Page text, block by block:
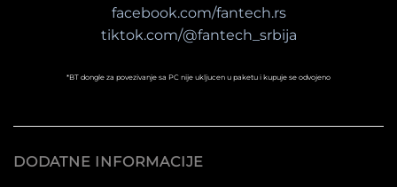
facebook.com/fantech.rs
tiktok.com/@fantech_srbija
*BT dongle za povezivanje sa PC nije ukljucen u paketu i kupuje se odvojeno
DODATNE INFORMACIJE